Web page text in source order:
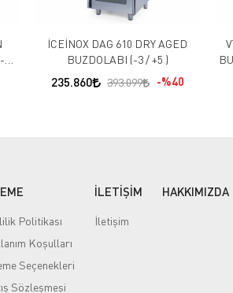
/
İCEİNOX DAG 610 DRY AGED
BUZDOLABI (-3 / +5 )
235.860 393.099 %40
Politikası
Koşulları
Seçenekleri
Sözleşmesi
İLETİŞİM
İletişim
HAKKIMIZDA